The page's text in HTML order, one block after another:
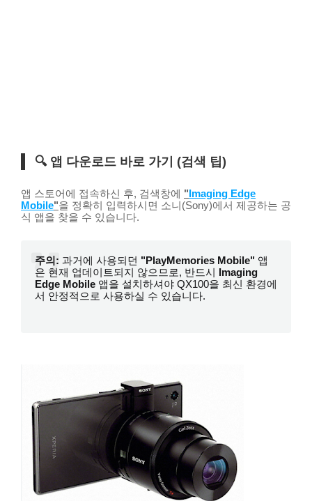
🔍 앱 다운로드 바로 가기 (검색 팁)
앱 스토어에 접속하신 후, 검색창에 "Imaging Edge
Mobile"을 정확히 입력하시면 소니(Sony)에서 제공하는 공
식 앱을 찾을 수 있습니다.
주의: 과거에 사용되던 "PlayMemories Mobile" 앱
은 현재 업데이트되지 않으므로, 반드시 Imaging
Edge Mobile 앱을 설치하셔야 QX100을 최신 환경에
서 안정적으로 사용하실 수 있습니다.